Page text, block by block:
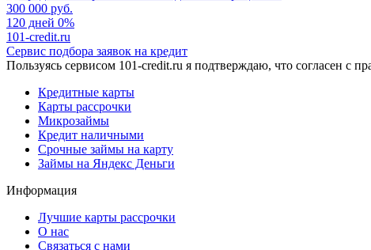
300 000 руб.
120 дней 0%
101-credit.ru
Сервис подбора заявок на кредит
Пользуясь сервисом 101-credit.ru я подтверждаю, что согласен с
Кредитные карты
Карты рассрочки
Микрозаймы
Кредит наличными
Срочные займы на карту
Займы на Яндекс Деньги
Информация
Лучшие карты рассрочки
О нас
Связаться с нами